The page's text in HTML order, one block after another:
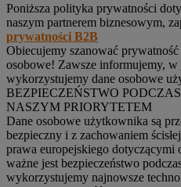
Poniższa polityka prywatności
naszym partnerem biznesowym,
prywatności B2B
Obiecujemy szanować
osobowe! Zawsze informujemy, w
wykorzystujemy dane osobowe
BEZPIECZEŃSTWO
NASZYM PRIORYTETEM
Dane osobowe użytkownika są
bezpieczny i z zachowaniem
prawa europejskiego
ważne jest bezpieczeństwo
wykorzystujemy najnowsze